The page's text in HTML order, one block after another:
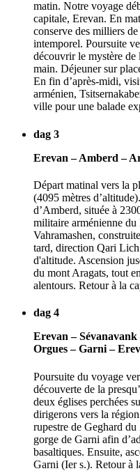
matin. Notre voyage
capitale, Erevan. En
conserve des milliers
intemporel. Poursuite
découvrir le mystère de
main. Déjeuner sur
En fin d’après-midi,
arménien,
ville pour une balade
dag 3
Erevan – Amberd –
Départ matinal vers la
(4095 mètres
d’Amberd, située à
militaire arménienne
Vahramashen,
tard, direction Qari
d'altitude. Ascension
du mont Aragats, tout
alentours. Retour à la
dag 4
Erevan –
Orgues – Garni –
Poursuite du voyage
découverte de la
deux églises perchées
dirigerons vers la
rupestre de Geghard
gorge de Garni afin
basaltiques. Ensuite,
Garni (Ier s.). Retour à